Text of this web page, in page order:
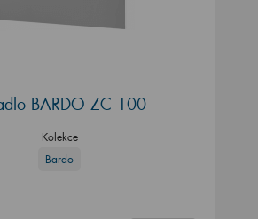
BARDO ZC 100
Kolekce
Bardo